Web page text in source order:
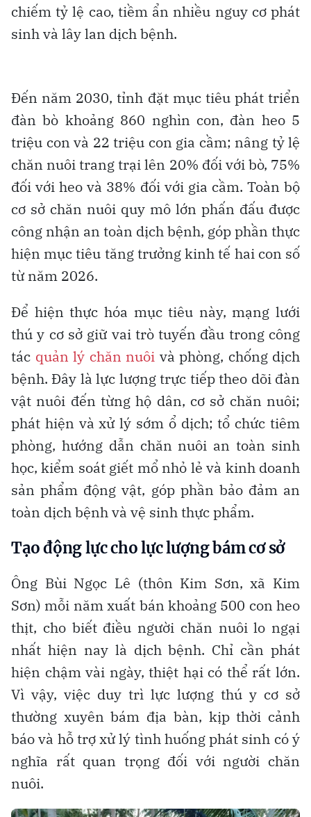
chiếm tỷ lệ cao, tiềm ẩn nhiều nguy cơ phát
sinh và lây lan dịch bệnh.
Đến năm 2030, tỉnh đặt mục tiêu phát triển
đàn bò khoảng 860 nghìn con, đàn heo 5
triệu con và 22 triệu con gia cầm; nâng tỷ lệ
chăn nuôi trang trại lên 20% đối với bò, 75%
đối với heo và 38% đối với gia cầm. Toàn bộ
cơ sở chăn nuôi quy mô lớn phấn đấu được
công nhận an toàn dịch bệnh, góp phần thực
hiện mục tiêu tăng trưởng kinh tế hai con số
từ năm 2026.
Để hiện thực hóa mục tiêu này, mạng lưới
thú y cơ sở giữ vai trò tuyến đầu trong công
tác quản lý chăn nuôi và phòng, chống dịch
bệnh. Đây là lực lượng trực tiếp theo dõi đàn
vật nuôi đến từng hộ dân, cơ sở chăn nuôi;
phát hiện và xử lý sớm ổ dịch; tổ chức tiêm
phòng, hướng dẫn chăn nuôi an toàn sinh
học, kiểm soát giết mổ nhỏ lẻ và kinh doanh
sản phẩm động vật, góp phần bảo đảm an
toàn dịch bệnh và vệ sinh thực phẩm.
Tạo động lực cho lực lượng bám cơ sở
Ông Bùi Ngọc Lê (thôn Kim Sơn, xã Kim
Sơn) mỗi năm xuất bán khoảng 500 con heo
thịt, cho biết điều người chăn nuôi lo ngại
nhất hiện nay là dịch bệnh. Chỉ cần phát
hiện chậm vài ngày, thiệt hại có thể rất lớn.
Vì vậy, việc duy trì lực lượng thú y cơ sở
thường xuyên bám địa bàn, kịp thời cảnh
báo và hỗ trợ xử lý tình huống phát sinh có ý
nghĩa rất quan trọng đối với người chăn
nuôi.